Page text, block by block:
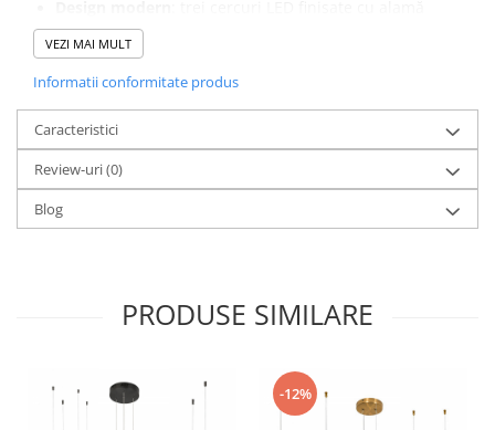
periată.
Iluminare: flux luminos de 10.640 lm, ideal pentru
spații mari.
Suspensie reglabilă 200 cm
orice înălțime de tavan.
Materiale de calitate
pentru lumină uniformă.
VEZI MAI MULT
Informatii conformitate produs
Caracteristici
Review-uri(0)
Blog
PRODUSE SIMILARE
-12%